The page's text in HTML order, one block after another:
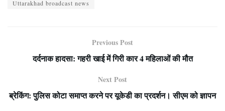
Uttarakhad broadcast news
Previous Post
दर्दनाक हादसा: गहरी खाई में गिरी कार 4 महिलाओं की मौत
Next Post
ब्रेकिंग: पुलिस कोटा समाप्त करने पर यूकेडी का प्रदर्शन। सीएम को ज्ञापन